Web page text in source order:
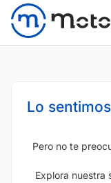
Lo
Pero no te
Explora nuestra